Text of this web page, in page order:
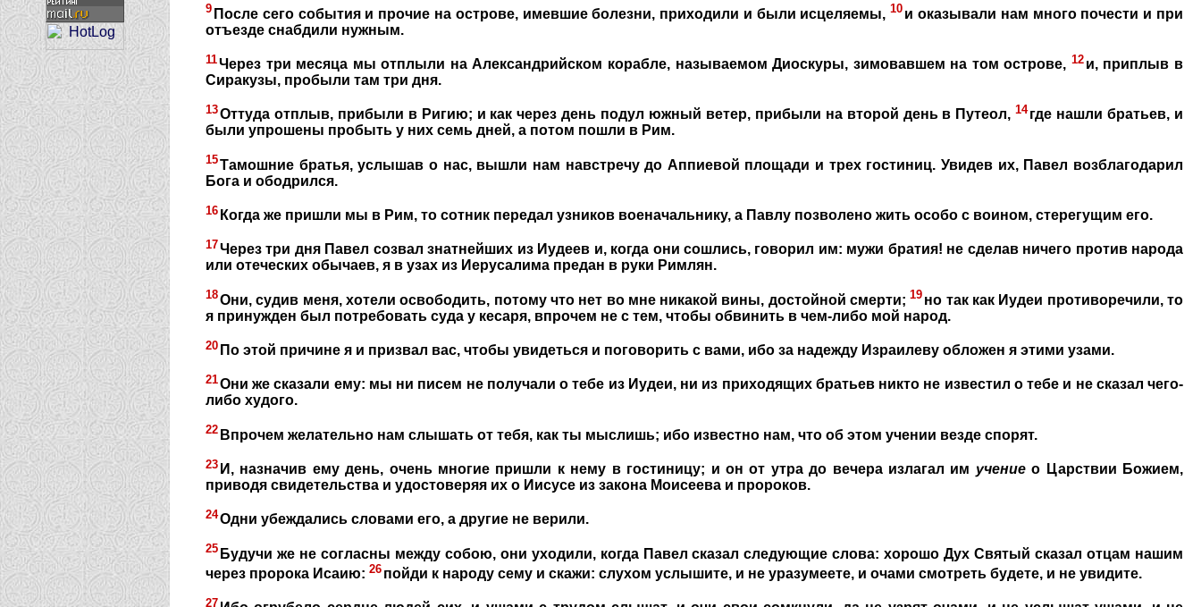
9 После сего события и прочие на острове, имевшие болезни, приходили и были исцеляемы, 10 и оказывали нам много почести и при
отъезде снабдили нужным.
11Через три месяца мы отплыли на Александрийском корабле, называемом Диоскуры, зимовавшем на том острове, 12 и, приплыв в
Сиракузы, пробыли там три дня.
13Оттуда отплыв, прибыли в Ригию; и как через день подул южный ветер, прибыли на второй день в Путеол, 14где нашли братьев, и
были упрошены пробыть у них семь дней, а потом пошли в Рим.
15Тамошние братья, услышав о нас, вышли нам навстречу до Аппиевой площади и трех гостиниц. Увидев их, Павел возблагодарил
Бога и ободрился.
16 Когда же пришли мы в Рим, то сотник передал узников военачальнику, а Павлу позволено жить особо с воином, стерегущим его.
17Через три дня Павел созвал знатнейших из Иудеев и, когда они сошлись, говорил им: мужи братия! не сделав ничего против народа
или отеческих обычаев, я в узах из Иерусалима предан в руки Римлян.
18Они, судив меня, хотели освободить, потому что нет во мне никакой вины, достойной смерти; 19 но так как Иудеи противоречили, то
я принужден был потребовать суда у кесаря, впрочем не с тем, чтобы обвинить в чем-либо мой народ.
20 По этой причине я и призвал вас, чтобы увидеться и поговорить с вами, ибо за надежду Израилеву обложен я этими узами.
21Они же сказали ему: мы ни писем не получали о тебе из Иудеи, ни из приходящих братьев никто не известил о тебе и не сказал чего-
либо худого.
22 Впрочем желательно нам слышать от тебя, как ты мыслишь; ибо известно нам, что об этом учении везде спорят.
23 И, назначив ему день, очень многие пришли к нему в гостиницу; и он от утра до вечера излагал им учениео Царствии Божием,
приводя свидетельства и удостоверяя их о Иисусе из закона Моисеева и пророков.
24Одни убеждались словами его, а другие не верили.
25 Будучи же не согласны между собою, они уходили, когда Павел сказал следующие слова: хорошо Дух Святый сказал отцам нашим
через пророка Исаию: 26 пойди к народу сему и скажи: слухом услышите, и не уразумеете, и очами смотреть будете, и не увидите.
27